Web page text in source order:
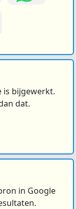
is bijgewerkt.
dat.
in Google